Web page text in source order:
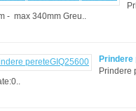
- max 340mm Greu..
Prindere
Prindere